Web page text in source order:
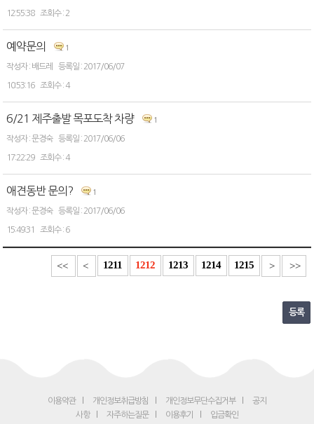
12:55:38 2
예약문의 1
배드레 2017/06/07
10:53:16 4
6/21 제주출발 목포도착 차량 1
문경숙 2017/06/06
17:22:29 4
애견동반 문의? 1
문경숙 2017/06/06
15:49:31 6
<< < 1211 1212 1213 1214 1215 > >>
등록
이용약관 개인정보취급방침 개인정보무단수집거부
공지
사항
자주하는질문 이용후기 입금확인